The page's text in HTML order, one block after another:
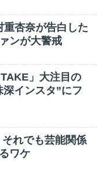
杏奈が告白した
ンが大警戒
」大注目の
インスタ”にフ
れでも芸能関係
ワケ